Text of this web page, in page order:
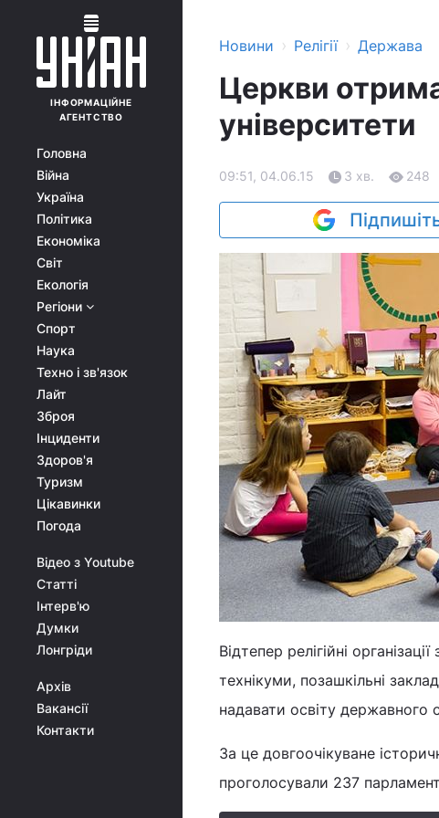
ІНФОРМАЦІЙНЕ
АГЕНТСТВО
Головна
Війна
Україна
Політика
Економіка
Світ
Екологія
Регіони
Спорт
Наука
Техно і зв'язок
Лайт
Зброя
Інциденти
Здоров'я
Туризм
Цікавинки
Погода
Відео з Youtube
Статті
Інтерв'ю
Думки
Лонгріди
Архів
Вакансії
Контакти
Новини › Релігії › Держава
Церкви
університети
09:51, 04.06.15 3 хв. 248
Відтепер релігійні
технікуми, позашкільні
надавати освіту державного
За це довгоочікуване
проголосували 237